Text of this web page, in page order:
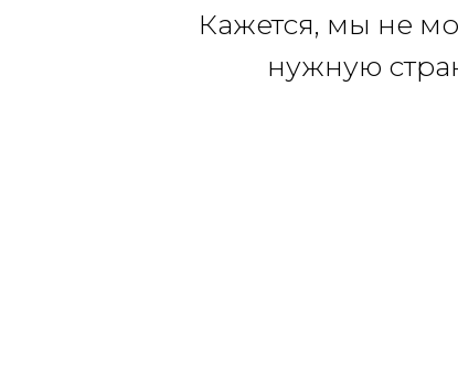
Кажется, мы не
нужную